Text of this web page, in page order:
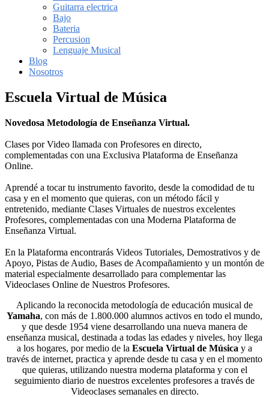
Guitarra electrica
Bajo
Bateria
Percusion
Lenguaje Musical
Blog
Nosotros
Escuela Virtual de Música
Novedosa Metodología de Enseñanza Virtual.
Clases por Video llamada con Profesores en directo,
complementadas con una Exclusiva Plataforma de Enseñanza
Online.
Aprendé a tocar tu instrumento favorito, desde la comodidad de tu
casa y en el momento que quieras, con un método fácil y
entretenido, mediante Clases Virtuales de nuestros excelentes
Profesores, complementadas con una Moderna Plataforma de
Enseñanza Virtual.
En la Plataforma encontrarás Videos Tutoriales, Demostrativos y de
Apoyo, Pistas de Audio, Bases de Acompañamiento y un montón de
material especialmente desarrollado para complementar las
Videoclases Online de Nuestros Profesores.
Aplicando la reconocida metodología de educación musical de
Yamaha, con más de 1.800.000 alumnos activos en todo el mundo,
y que desde 1954 viene desarrollando una nueva manera de
enseñanza musical, destinada a todas las edades y niveles, hoy llega
a los hogares, por medio de la Escuela Virtual de Música y a
través de internet, practica y aprende desde tu casa y en el momento
que quieras, utilizando nuestra moderna plataforma y con el
seguimiento diario de nuestros excelentes profesores a través de
Videoclases semanales en directo.